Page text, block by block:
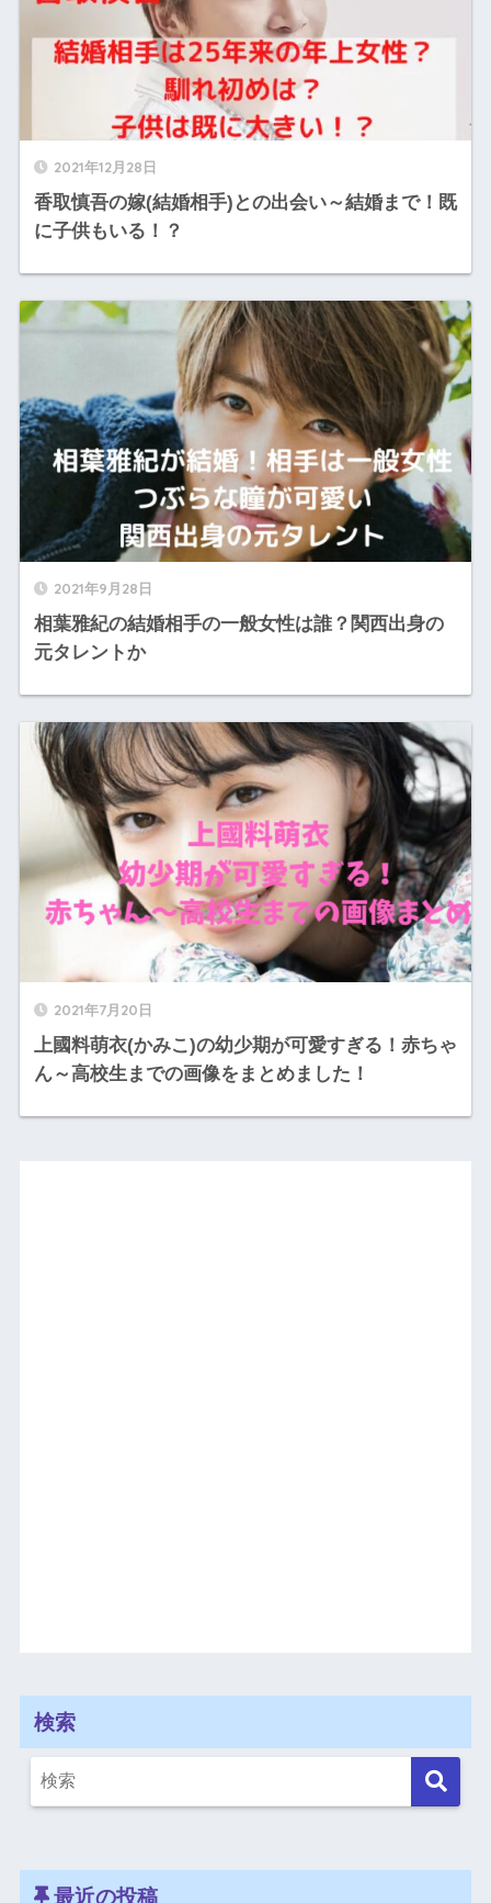
2021年12月28日
香取慎吾の嫁(結婚相手)との出会い～結婚まで！既
に子供もいる！？
2021年9月28日
相葉雅紀の結婚相手の一般女性は誰？関西出身の
元タレントか
2021年7月20日
上國料萌衣(かみこ)の幼少期が可愛すぎる！赤ちゃ
ん～高校生までの画像をまとめました！
検索
最近の投稿